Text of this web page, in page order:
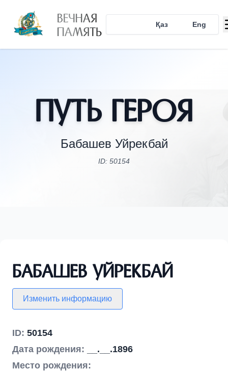
ВЕЧНАЯ
ПАМЯТЬ Қаз Eng
Путь Героя
Бабашев Уйрекбай
ID: 50154
Бабашев Уйрекбай
Изменить информацию
ID: 50154
Дата рождения:
__.__.1896
Место рождения: